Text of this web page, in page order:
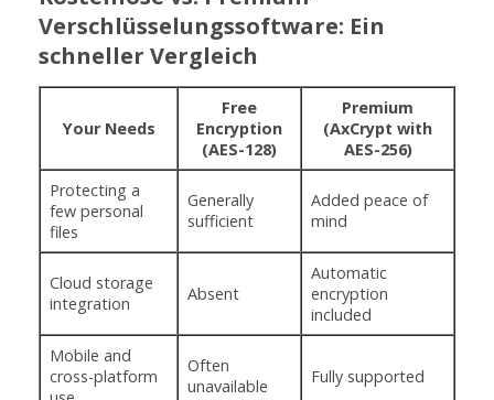
Verschlüsselungssoftware: Ein
schneller Vergleich
Your Needs
Free
Encryption
(AES-128)
Premium
(AxCrypt with
AES-256)
Protecting a
few personal
files
Generally
sufficient
Added peace of
mind
Cloud storage
integration
Absent
Automatic
encryption
included
Mobile and
cross-platform
Often
unavailable
Fully supported